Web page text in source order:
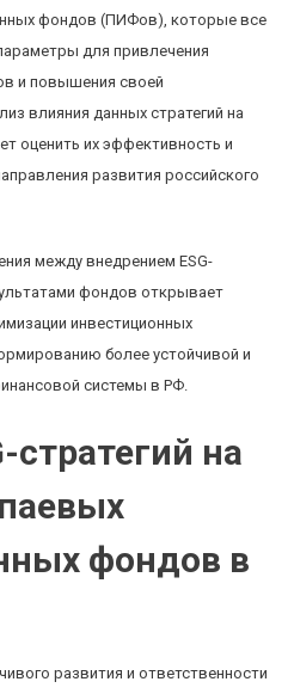
фондов (ПИФов), которые все
для привлечения
и повышения своей
влияния данных стратегий на
оценить их эффективность и
развития российского
между внедрением ESG-
фондов открывает
инвестиционных
более устойчивой и
системы в РФ.
стратегий на
фондов в
развития и ответственности